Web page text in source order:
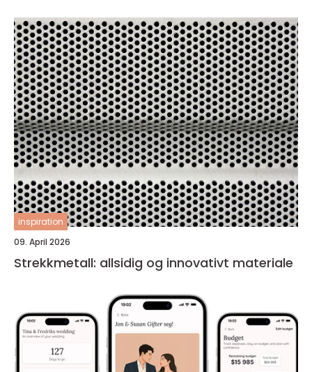
inspiration
09. April 2026
Strekkmetall: allsidig og innovativt materiale